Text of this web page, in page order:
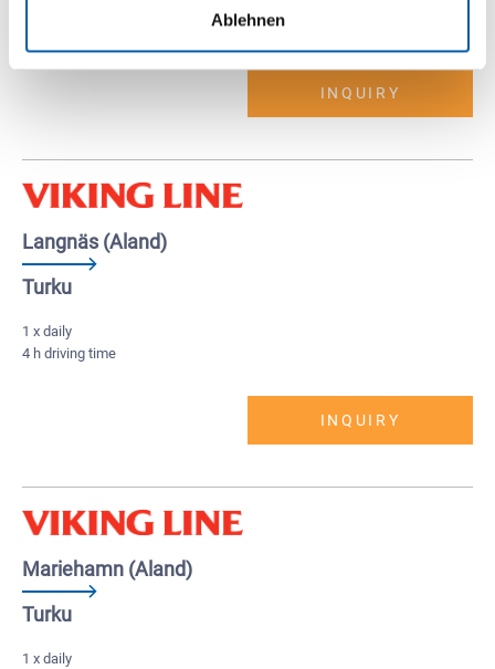
Ablehnen
INQUIRY
Langnäs (Aland)
Turku
1 x daily
4 h driving time
INQUIRY
Mariehamn (Aland)
Turku
1 x daily